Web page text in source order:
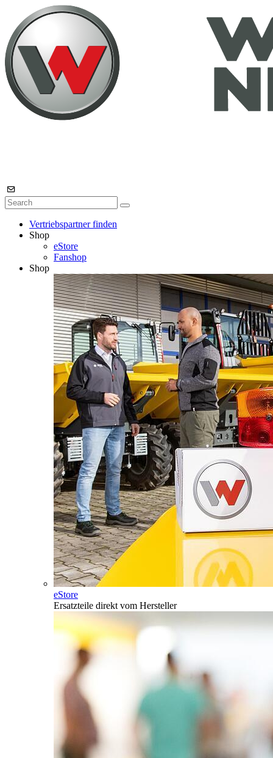
Vertriebspartner finden
Shop
eStore
Fanshop
Shop
eStore
Ersatzteile direkt vom Hersteller